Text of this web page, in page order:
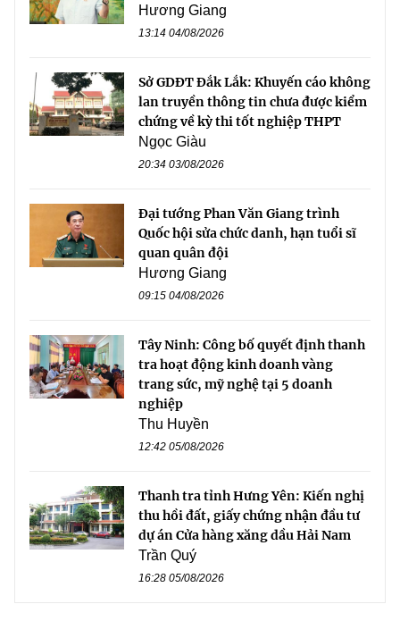
Hương Giang
13:14 04/08/2026
Sở GDĐT Đắk Lắk: Khuyến cáo không
lan truyền thông tin chưa được kiểm
chứng về kỳ thi tốt nghiệp THPT
Ngọc Giàu
20:34 03/08/2026
Đại tướng Phan Văn Giang trình
Quốc hội sửa chức danh, hạn tuổi sĩ
quan quân đội
Hương Giang
09:15 04/08/2026
Tây Ninh: Công bố quyết định thanh
tra hoạt động kinh doanh vàng
trang sức, mỹ nghệ tại 5 doanh
nghiệp
Thu Huyền
12:42 05/08/2026
Thanh tra tỉnh Hưng Yên: Kiến nghị
thu hồi đất, giấy chứng nhận đầu tư
dự án Cửa hàng xăng dầu Hải Nam
Trần Quý
16:28 05/08/2026